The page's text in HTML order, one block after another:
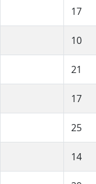
17
10
21
17
25
14